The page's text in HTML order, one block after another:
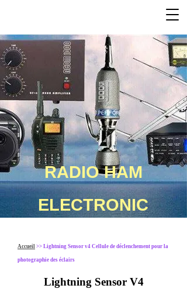
RADIO HAM
ELECTRONIC
Accueil >> Lightning Sensor v4 Cellule de déclenchement pour la
photographie des éclairs
Lightning Sensor V4